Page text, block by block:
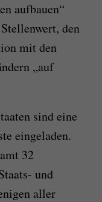
aufbauen“
den
mit den
„auf
sind eine
eingeladen.
32
und
aller